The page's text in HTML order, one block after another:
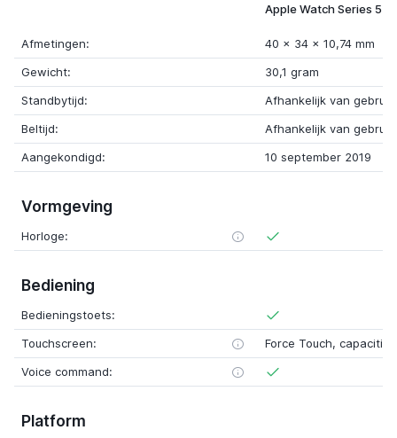
Apple Watch Series 5
Afmetingen:
40 x 34 x 10,74 mm
Gewicht:
30,1 gram
Standbytijd:
Afhankelijk van gebruik
Beltijd:
Afhankelijk van gebruik
Aangekondigd:
10 september 2019
Vormgeving
Horloge:
Bediening
Bedieningstoets:
Touchscreen:
Force Touch, capacitief
Voice command:
Platform